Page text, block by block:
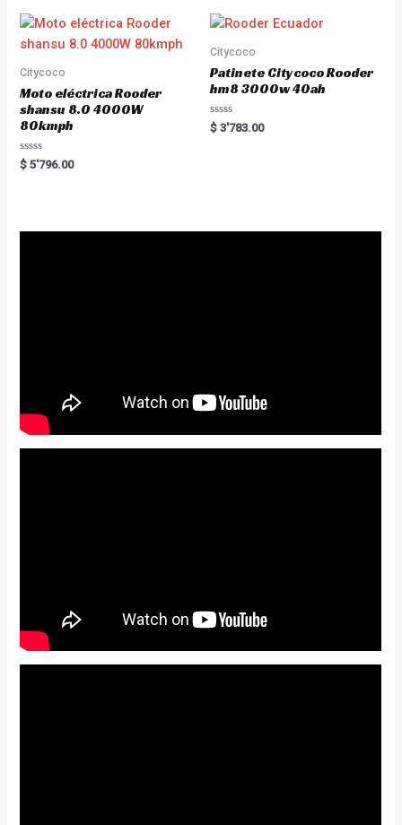
u
t
f
o
u
o
f
5
Citycoco
Moto eléctrica Rooder
shansu 8.0 4000W
80kmph
R
a
$ 5'796.00
Citycoco
Patinete Citycoco Rooder
hm8 3000w 40ah
R
a
f
$ 3'783.00